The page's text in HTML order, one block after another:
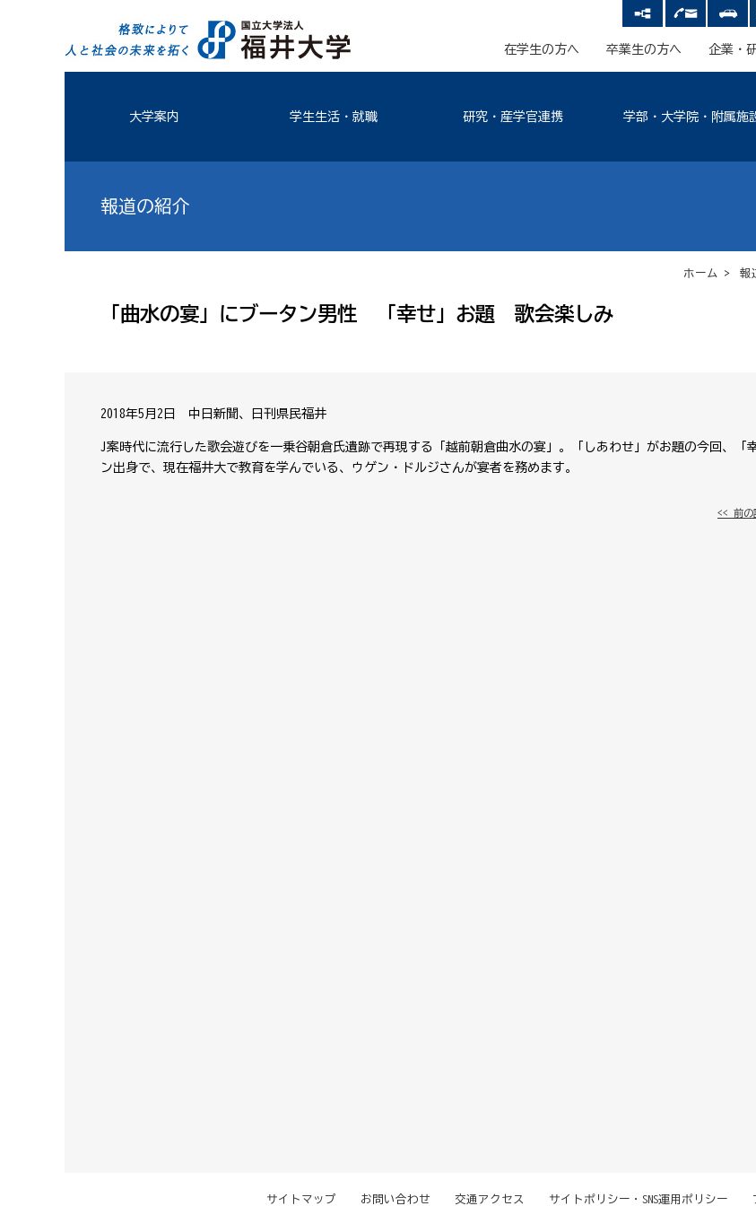
在学生の方へ 卒業生の方へ 企業・
大学案内 学生生活・就職 研究・産学官連携 学部・大学院・附属施
報道の紹介
ホーム > 報
「曲水の宴」にブータン男性 「幸せ」お題 歌会楽しみ
2018年5月2日 中日新聞、日刊県民福井
J案時代に流行した歌会遊びを一乗谷朝倉氏遺跡で再現する「越前朝倉曲水の宴」。「しあわせ」がお題の今回、「
ン出身で、現在福井大で教育を学んでいる、ウゲン・ドルジさんが宴者を務めます。
<< 前の
サイトマップ お問い合わせ 交通アクセス サイトポリシー・SNS運用ポリシー